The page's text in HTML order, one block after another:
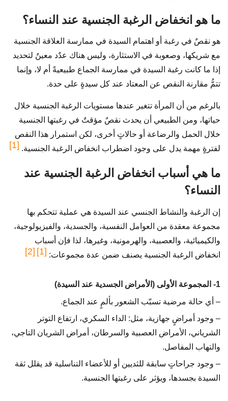
ما هو انخفاض الرغبة الجنسية عند النساء؟
هو نقصٌ في رغبة أو اهتمام السيدة في ممارسة العلاقة الجنسية
مع شريكها، وصعوبة في الاستثارة، وليس هناك عدٌد معينٌ لتحديد
إذا ما كانت رغبة السيدة في ممارسة الجماع طبيعيةً أم لا، وإنما
تتمُّ مقارنة النقص عن المعتاد عند كل سيدةٍ على حدة.
بالرغم من أن المرأة تتغير عندها مستويات الرغبة الجنسية خلال
حياتها، ومن الطبيعي أن يحدث نقصٌ مؤقتٌ في رغبتها الجنسية
خلال الحمل والرضاعة أو حالاتٍ أخرى، لكن استمرار هذا النقص
لفترةٍ مهمة يدل على وجود اضطراب انخفاض الرغبة الجنسية. [1]
ما هي أسباب انخفاض الرغبة الجنسية عند
النساء؟
إن الرغبة والنشاط الجنسي عند السيدة هي عملية تتحكم بها
مجموعة معقدة من العوامل النفسية، والجسدية، والفيزيولوجية،
والكيميائية، والعصبية، والهرمونية، وغيرها، لذا فإن أسباب
انخفاض الرغبة الجنسية يصنف ضمن عدة مجموعات: [1]
[2]
1- المجموعة الأولى (الأمراض الجسدية عند السيدة)
– أي حالة مرضية تسبّب الشعور بألمٍ عند الجماع.
– وجود أمراضٍ جهازية، مثل: الداء السكري، ارتفاع التوتر
الشرياني، الأمراض العصبية والسرطان، أمراض الشريان التاجي،
والتهاب المفاصل.
– وجود جراحاتٍ سابقة للثديين أو للأعضاء التناسلية قد يقلل ثقة
السيدة بجسدها، ويؤثر على رغبتها الجنسية.